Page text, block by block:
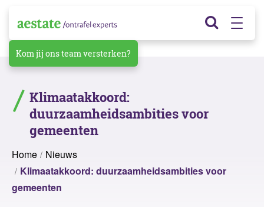
Kom jij ons team versterken?
Klimaatakkoord:
duurzaamheidsambities voor
gemeenten
Home
Nieuws
Klimaatakkoord: duurzaamheidsambities voor
gemeenten